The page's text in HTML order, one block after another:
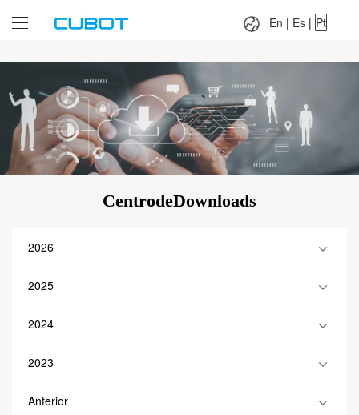
En | Es | Pt
CentrodeDownloads
2026
2025
2024
2023
Anterior